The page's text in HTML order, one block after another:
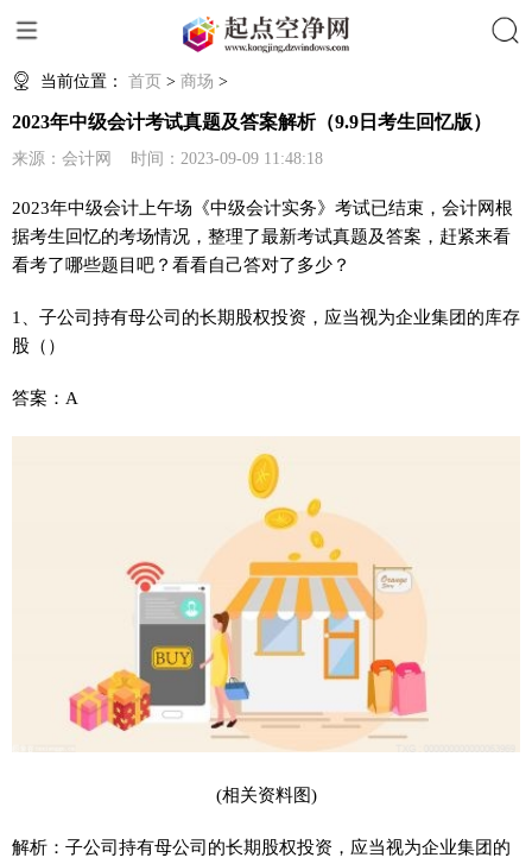
当前位置： 首页 > 商场 >
2023年中级会计考试真题及答案解析（9.9日考生回忆版）
来源：会计网 时间：2023-09-09 11:48:18
2023年中级会计上午场《中级会计实务》考试已结束，会计网根
据考生回忆的考场情况，整理了最新考试真题及答案，赶紧来看
看考了哪些题目吧？看看自己答对了多少？
1、子公司持有母公司的长期股权投资，应当视为企业集团的库存
股（）
答案：A
(相关资料图)
解析：子公司持有母公司的长期股权投资，应当视为企业集团的